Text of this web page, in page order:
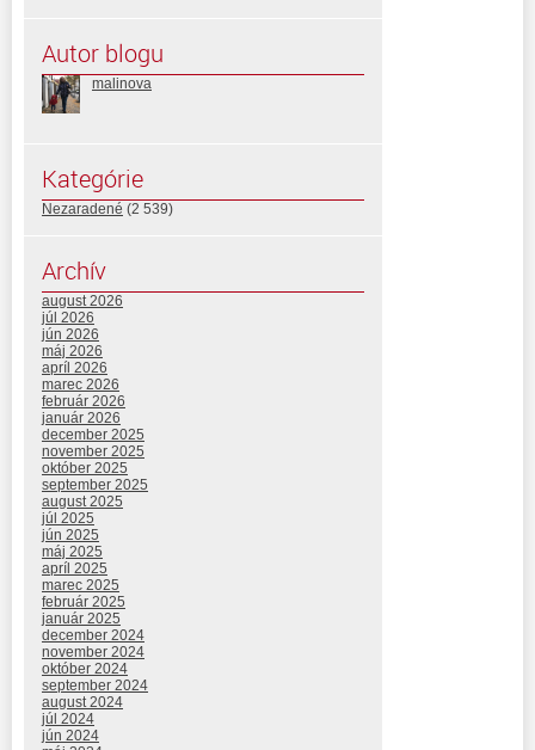
Autor blogu
malinova
Kategórie
Nezaradené (2 539)
Archív
august 2026
júl 2026
jún 2026
máj 2026
apríl 2026
marec 2026
február 2026
január 2026
december 2025
november 2025
október 2025
september 2025
august 2025
júl 2025
jún 2025
máj 2025
apríl 2025
marec 2025
február 2025
január 2025
december 2024
november 2024
október 2024
september 2024
august 2024
júl 2024
jún 2024